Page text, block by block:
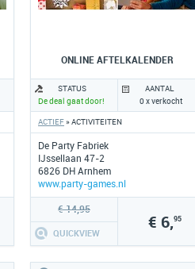
ONLINE AFTELKALENDER
De Party Fabriek
IJssellaan 47-2
6826 DH Arnhem
www.party-games.nl
ACTIEF» ACTIVITEITEN
STATUS
De deal gaat door!
AANTAL
0 x verkocht
€ 14,95
QUICKVIEW
€ 6,95